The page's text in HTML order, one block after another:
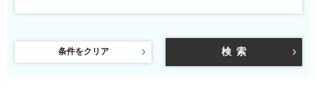
条件をクリア